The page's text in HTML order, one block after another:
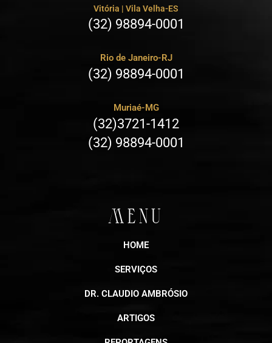
Vitória | Vila Velha-ES
(32) 98894-0001
Rio de Janeiro-RJ
(32) 98894-0001
Muriaé-MG
(32)3721-1412
(32) 98894-0001
MENU
HOME
SERVIÇOS
DR. CLAUDIO AMBRÓSIO
ARTIGOS